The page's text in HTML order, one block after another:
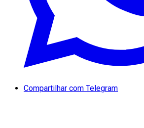
Compartilhar com Telegram